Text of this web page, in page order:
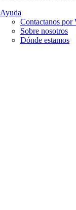
Ayuda
Contactanos por
Sobre nosotros
Dónde estamos